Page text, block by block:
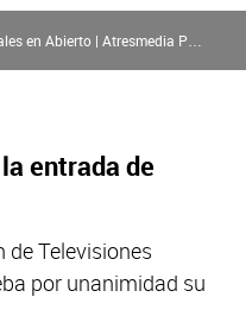
entrada de
de Televisiones
por unanimidad su